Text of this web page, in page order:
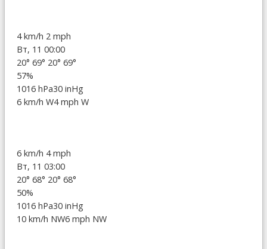
4 km/h 2 mph
Вт, 11 00:00
20° 69° 20° 69°
57%
1016 hPa30 inHg
6 km/h W4 mph W
6 km/h 4 mph
Вт, 11 03:00
20° 68° 20° 68°
50%
1016 hPa30 inHg
10 km/h NW6 mph NW